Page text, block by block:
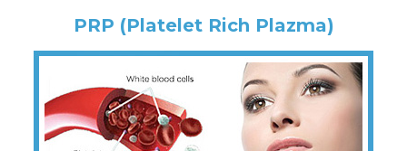
PRP (Platelet Rich Plazma)